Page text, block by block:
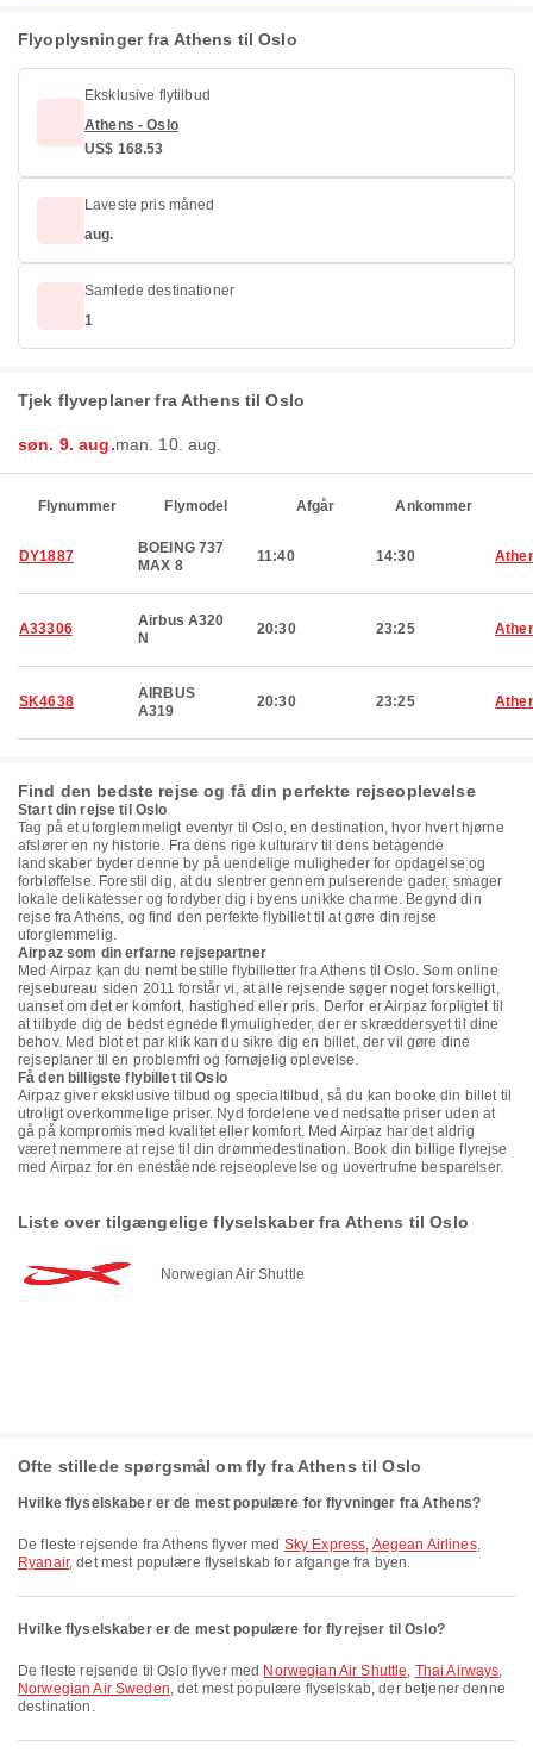
Flyoplysninger fra Athens til Oslo
Eksklusive flytilbud
Athens - Oslo
US$ 168.53
Laveste pris måned
aug.
Samlede destinationer
1
Tjek flyveplaner fra Athens til Oslo
søn. 9. aug.man. 10. aug.
Flynummer Flymodel Afgår Ankommer
DY1887
BOEING 737
MAX 8
11:40 14:30
A33306
Airbus A320
N
20:30 23:25
SK4638
AIRBUS
A319
20:30 23:25
Find den bedste rejse og få din perfekte rejseoplevelse
Start din rejse til Oslo
Tag på et uforglemmeligt eventyr til Oslo, en destination, hvor hvert hjørne
afslører en ny historie. Fra dens rige kulturarv til dens betagende
landskaber byder denne by på uendelige muligheder for opdagelse og
forbløffelse. Forestil dig, at du slentrer gennem pulserende gader, smager
lokale delikatesser og fordyber dig i byens unikke charme. Begynd din
rejse fra Athens, og find den perfekte flybillet til at gøre din rejse
uforglemmelig.
Airpaz som din erfarne rejsepartner
Med Airpaz kan du nemt bestille flybilletter fra Athens til Oslo. Som online
rejsebureau siden 2011 forstår vi, at alle rejsende søger noget forskelligt,
uanset om det er komfort, hastighed eller pris. Derfor er Airpaz forpligtet til
at tilbyde dig de bedst egnede flymuligheder, der er skræddersyet til dine
behov. Med blot et par klik kan du sikre dig en billet, der vil gøre dine
rejseplaner til en problemfri og fornøjelig oplevelse.
Få den billigste flybillet til Oslo
Airpaz giver eksklusive tilbud og specialtilbud, så du kan booke din billet til
utroligt overkommelige priser. Nyd fordelene ved nedsatte priser uden at
gå på kompromis med kvalitet eller komfort. Med Airpaz har det aldrig
været nemmere at rejse til din drømmedestination. Book din billige flyrejse
med Airpaz for en enestående rejseoplevelse og uovertrufne besparelser.
Liste over tilgængelige flyselskaber fra Athens til Oslo
Norwegian Air Shuttle
Ofte stillede spørgsmål om fly fra Athens til Oslo
Hvilke flyselskaber er de mest populære for flyvninger fra Athens?
De fleste rejsende fra Athens flyver med Sky Express, Aegean Airlines,
Ryanair, det mest populære flyselskab for afgange fra byen.
Hvilke flyselskaber er de mest populære for flyrejser til Oslo?
De fleste rejsende til Oslo flyver med Norwegian Air Shuttle, Thai Airways,
Norwegian Air Sweden, det mest populære flyselskab, der betjener denne
destination.